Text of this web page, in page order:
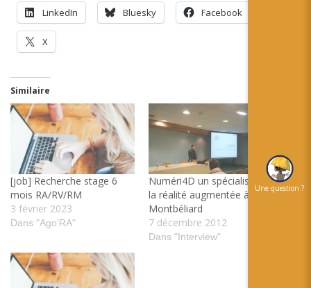
LinkedIn Bluesky Facebook
X
Similaire
[job] Recherche stage 6
mois RA/RV/RM
3 février 2023
Dans "Ago’RA"
Numéri4D un spécialiste de
la réalité augmentée à
Montbéliard
7 décembre 2012
Dans "Interview"
Une question ?